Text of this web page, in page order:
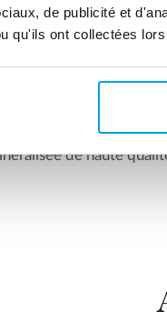
de publicité et
qu'ils ont collectées
inverse pour une eau
de haute